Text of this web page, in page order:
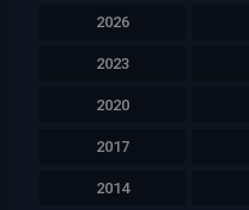
2026
2023
2020
2017
2014